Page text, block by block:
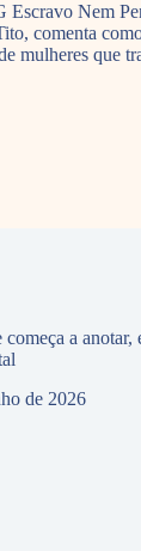
Nem
comenta
que
a anotar,
de 2026